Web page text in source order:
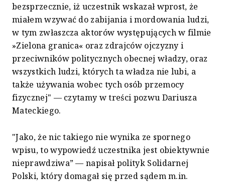
bezsprzecznie, iż uczestnik wskazał wprost, że
miałem wzywać do zabijania i mordowania ludzi,
w tym zwłaszcza aktorów występujących w filmie
»Zielona granica« oraz zdrajców ojczyzny i
przeciwników politycznych obecnej władzy, oraz
wszystkich ludzi, których ta władza nie lubi, a
także używania wobec tych osób przemocy
fizycznej" — czytamy w treści pozwu Dariusza
Mateckiego.
"Jako, że nic takiego nie wynika ze spornego
wpisu, to wypowiedź uczestnika jest obiektywnie
nieprawdziwa” — napisał polityk Solidarnej
Polski, który domagał się przed sądem m.in.